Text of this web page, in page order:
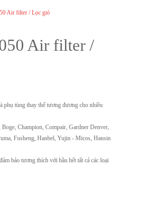
Air filter / Lọc gió
Air filter /
tùng thay thế tương đương cho nhiều
Champion, Compair, Gardner Denver,
Fusheng, Hanbel, Yujin - Micos, Hansin
bảo tương thích với hầu hết tất cả các loại